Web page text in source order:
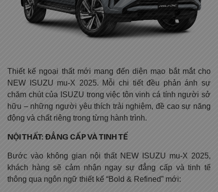
Thiết kế ngoại thất mới mang đến diện mạo bắt mắt cho
NEW ISUZU mu-X 2025. Mỗi chi tiết đều phản ánh sự
chăm chút của ISUZU trong việc tôn vinh cá tính người sở
hữu – những người yêu thích trải nghiệm, đề cao sự năng
động và chất riêng trong từng hành trình.
NỘI THẤT: ĐẲNG CẤP VÀ TINH TẾ
Bước vào không gian nội thất NEW ISUZU mu-X 2025,
khách hàng sẽ cảm nhận ngay sự đẳng cấp và tinh tế
thông qua ngôn ngữ thiết kế “Bold & Refined” mới: